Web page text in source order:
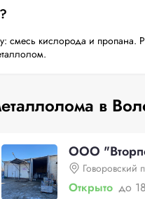
смесь кислорода и пропана.
в
ООО
Говоровский
Открыто до